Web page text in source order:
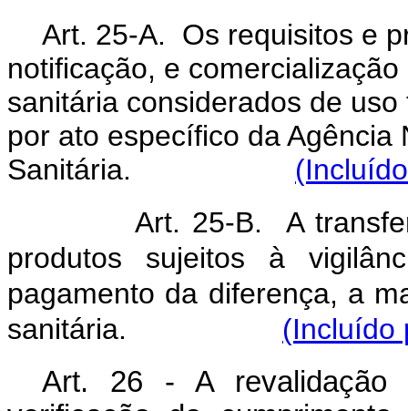
Art. 25-A. Os requisitos e
notificação, e
sanitária considerados de
por ato específico da Agência
Sanitária.
Art. 25-B. A
produtos sujeitos à
pagamento da diferença, a
sanitária. (Incluído
Art. 26 - A revalidação